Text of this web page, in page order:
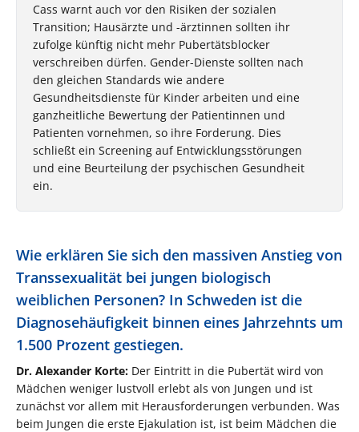
Cass warnt auch vor den Risiken der sozialen
Transition; Hausärzte und -ärztinnen sollten ihr
zufolge künftig nicht mehr Pubertätsblocker
verschreiben dürfen. Gender-Dienste sollten nach
den gleichen Standards wie andere
Gesundheitsdienste für Kinder arbeiten und eine
ganzheitliche Bewertung der Patientinnen und
Patienten vornehmen, so ihre Forderung. Dies
schließt ein Screening auf Entwicklungsstörungen
und eine Beurteilung der psychischen Gesundheit
ein.
Wie erklären Sie sich den massiven Anstieg von
Transsexualität bei jungen biologisch
weiblichen Personen? In Schweden ist die
Diagnosehäufigkeit binnen eines Jahrzehnts um
1.500 Prozent gestiegen.
Dr. Alexander Korte: Der Eintritt in die Pubertät wird von
Mädchen weniger lustvoll erlebt als von Jungen und ist
zunächst vor allem mit Herausforderungen verbunden. Was
beim Jungen die erste Ejakulation ist, ist beim Mädchen die